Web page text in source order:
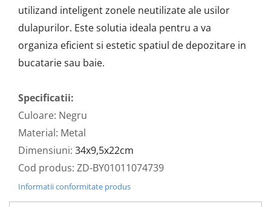
utilizand inteligent zonele neutilizate ale usilor
dulapurilor. Este solutia ideala pentru a va
organiza eficient si estetic spatiul de depozitare in
bucatarie sau baie.
Specificatii:
Culoare: Negru
Material: Metal
Dimensiuni: 34x9,5x22cm
Cod produs: ZD-BY01011074739
Informatii conformitate produs